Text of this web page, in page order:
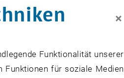
×
Funktionalität unserer
Funktionen für soziale Medien